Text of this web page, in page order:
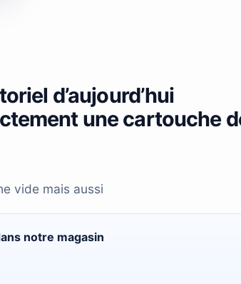
d’aujourd’hui
une cartouche
vide mais aussi
notre magasin